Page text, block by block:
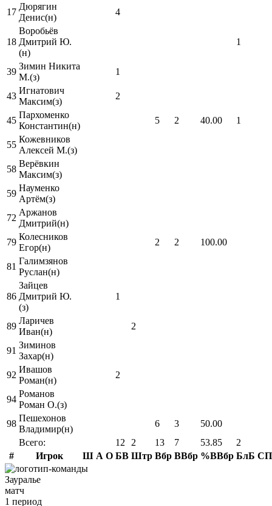
Всего: 12 2 13 7 53.85
2
#
Игрок Ш А О БВ Штр Вбр ВВбр %ВВбр БлБ
17
Дюрягин
Денис(н)
4
18
Воробьёв
Дмитрий Ю.
(н)
1
39
Зимин Никита
М.(з)
1
43
Игнатович
Максим(з)
2
45
Пархоменко
Константин(н)
5 2 40.00 1
55
Кожевников
Алексей М.(з)
58
Верёвкин
Максим(з)
59
Науменко
Артём(з)
72
Аржанов
Дмитрий(н)
79
Колесников
Егор(н)
2 2 100.00
81
Галимзянов
Руслан(н)
86
Зайцев
Дмитрий Ю.
(з)
1
89
Ларичев
Иван(н)
2
91
Зиминов
Захар(н)
92
Ивашов
Роман(н)
2
94
Романов
Роман О.(з)
98
Пешехонов
Владимир(н)
6 3 50.00
Зауралье
матч
1 период